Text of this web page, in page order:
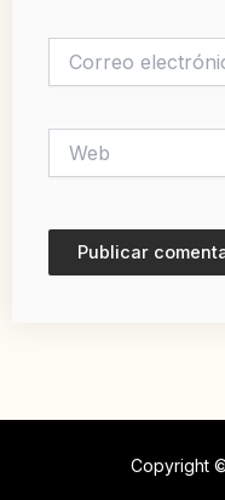
electrónico*
Copyright